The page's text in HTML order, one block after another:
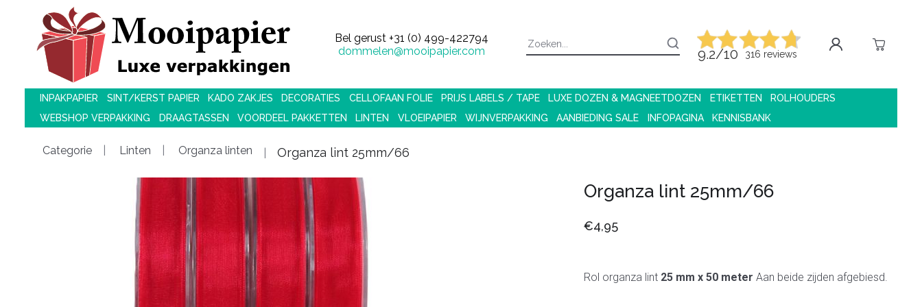
Bel gerust +31 (0) 499-422794
dommelen@mooipapier.com
9.2/10 316 reviews
INPAKPAPIER SINT/KERST PAPIER KADO ZAKJES DECORATIES CELLOFAAN FOLIE PRIJS LABELS / TAPE LUXE DOZEN & MAGNEETDOZEN ETIKETTEN
ROLHOUDERS
WEBSHOP VERPAKKING
DRAAGTASSEN VOORDEEL PAKKETTEN LINTEN VLOEIPAPIER WIJNVERPAKKING AANBIEDING SALE INFOPAGINA KENNISBANK
Categorie Linten Organza linten Organza lint 25mm/66
Organza lint 25mm/66
€4,95
Rol organza lint 25 mm x 50 meter Aan beide zijden afgebiesd.